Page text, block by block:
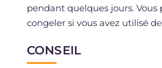
pendant quelques jours. Vous
congeler si vous avez utilisé
CONSEIL